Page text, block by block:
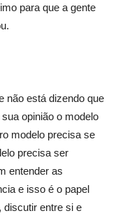
para que a gente
não está dizendo que
opinião o modelo
modelo precisa se
precisa ser
entender as
e isso é o papel
discutir entre si e